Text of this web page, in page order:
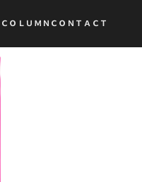
ＣＯＬＵＭＮ ＣＯＮＴＡＣＴ